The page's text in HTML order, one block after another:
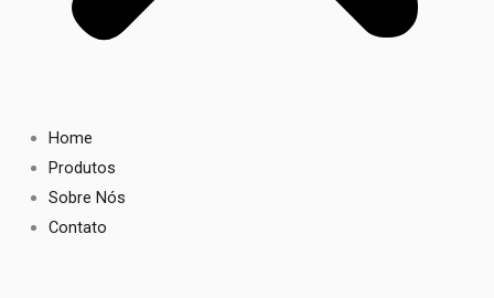
Home
Produtos
Sobre Nós
Contato